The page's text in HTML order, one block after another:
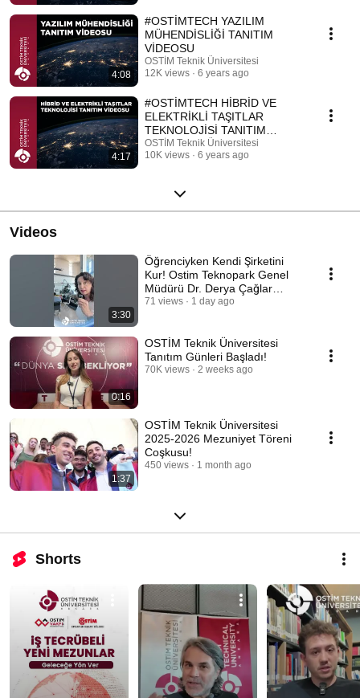
4:08
#OSTİMTECH YAZILIM
MÜHENDİSLİĞİ TANITIM
VİDEOSU
OSTİM Teknik Üniversitesi
12K views
6 years ago
4:17
#OSTİMTECH HİBRİD VE
ELEKTRİKLİ TAŞITLAR
TEKNOLOJİSİ TANITIM
VİDEOSU
OSTİM Teknik Üniversitesi
10K views
6 years ago
Videos
3:30
Öğrenciyken Kendi Şirketini
Kur! Ostim Teknopark Genel
Müdürü Dr. Derya Çağlar
Anlatıyor
71 views 1 day ago
0:16
OSTİM Teknik Üniversitesi
Tanıtım Günleri Başladı!
70K views 2 weeks ago
1:37
OSTİM Teknik Üniversitesi
2025-2026 Mezuniyet Töreni
Coşkusu!
450 views 1 month ago
Shorts